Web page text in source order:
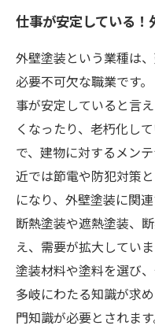
仕事が安定している
外壁塗装という業種は
必要不可欠な職業です
事が安定していると言
くなったり、老朽化し
で、建物に対するメン
近では節電や防犯対策
になり、外壁塗装に関
断熱塗装や遮熱塗装、
え、需要が拡大してい
塗装材料や塗料を選び
多岐にわたる知識が求
門知識が必要とされま